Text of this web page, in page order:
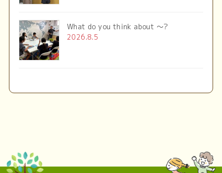
What do you think about ～?
2026.8.5